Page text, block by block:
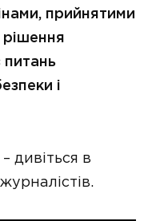
прийнятими
рішення
питань
і
дивіться в